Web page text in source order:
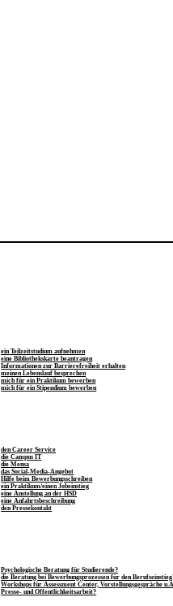
ein Teilzeitstudium aufnehmen
eine Bibliothekskarte beantragen
Informationen zur Barrierefreiheit erhalten
meinen Lebenslauf besprechen
mich für ein Praktikum bewerben
mich für ein Stipendium bewerben
den Career Service
die Campus IT
die Mensa
das Social-Media-Angebot
Hilfe beim Bewerbungsschreiben
ein Praktikum/einen Jobeinstieg
eine Anstellung an der HSD
eine Anfahrtsbeschreibung
den Pressekontakt
Psychologische Beratung für Studierende?
die Beratung bei Bewerbungsprozessen für den
Workshops für Assessment Center, Vorstellungsgespräche
Presse- und Öffentlichkeitsarbeit?